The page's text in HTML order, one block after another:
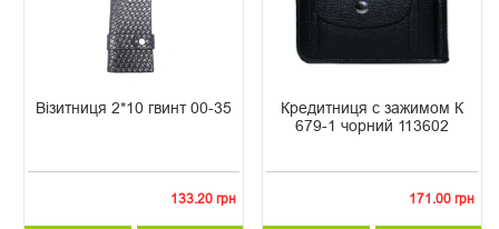
Візитниця 2*10 гвинт 00-35
133.20 грн
Кредитниця с зажимом К
679-1 чорний 113602
171.00 грн